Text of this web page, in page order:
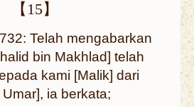
【15】
Telah mengabarkan
bin Makhlad] telah
kami [Malik] dari
ia berkata;